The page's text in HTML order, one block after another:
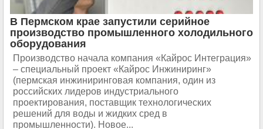
В Пермском крае запустили серийное
производство промышленного холодильного
оборудования
Производство начала компания «Кайрос Интеграция»
– специальный проект «Кайрос Инжиниринг»
(пермская инжиниринговая компания, один из
российских лидеров индустриального
проектирования, поставщик технологических
решений для воды и жидких сред в
промышленности). Новое...